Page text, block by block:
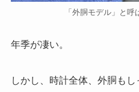
「外胴モデル」と
年季が凄い。
しかし、時計全体、外胴もし